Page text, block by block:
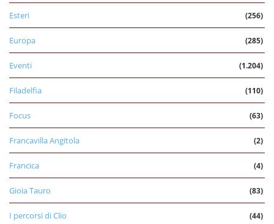
Esteri (256)
Europa (285)
Eventi (1.204)
Filadelfia (110)
Focus (63)
Francavilla Angitola (2)
Francica (4)
Gioia Tauro (83)
I percorsi di Clio (44)